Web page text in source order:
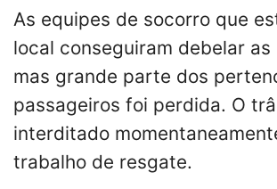
As equipes de socorro que
local conseguiram debelar as
mas grande parte dos
passageiros foi perdida. O
interditado
trabalho de resgate.